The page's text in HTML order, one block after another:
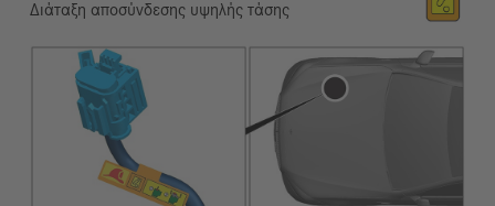
Διάταξη αποσύνδεσης υψηλής τάσης